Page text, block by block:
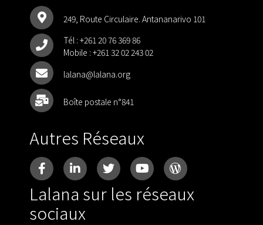
249, Route Circulaire. Antananarivo 101
Tél : +261 20 76 369 86
Mobile : +261 32 02 243 02
lalana@lalana.org
Boîte postale n°841
Autres Réseaux
Lalana sur les réseaux
sociaux